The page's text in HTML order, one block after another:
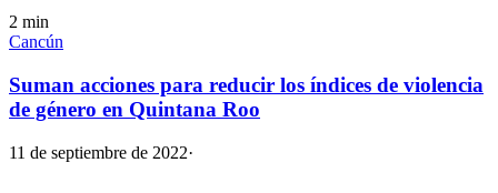
2 min
Cancún
Suman acciones para reducir los índices de violencia
de género en Quintana Roo
11 de septiembre de 2022·